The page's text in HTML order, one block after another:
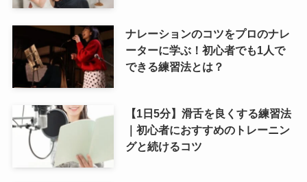
ナレーションのコツをプロのナレ
ーターに学ぶ！初心者でも1人で
できる練習法とは？
【1日5分】滑舌を良くする練習法
｜初心者におすすめのトレーニン
グと続けるコツ